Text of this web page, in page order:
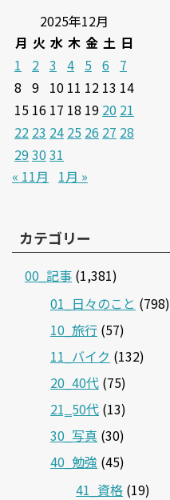
2025年12月
月 火 水 木 金 土 日
1
2 3 4 5 6
7
8 9 10 11 12 13 14
15 16 17 18 19 20 21
22 23 24 25 26 27 28
293031
« 11月
1月 »
カテゴリー
00_記事 (1,381)
01_日々のこと (798)
10_旅行 (57)
11_バイク (132)
20_40代 (75)
21‗50代 (13)
30_写真 (30)
40_勉強 (45)
41_資格 (19)